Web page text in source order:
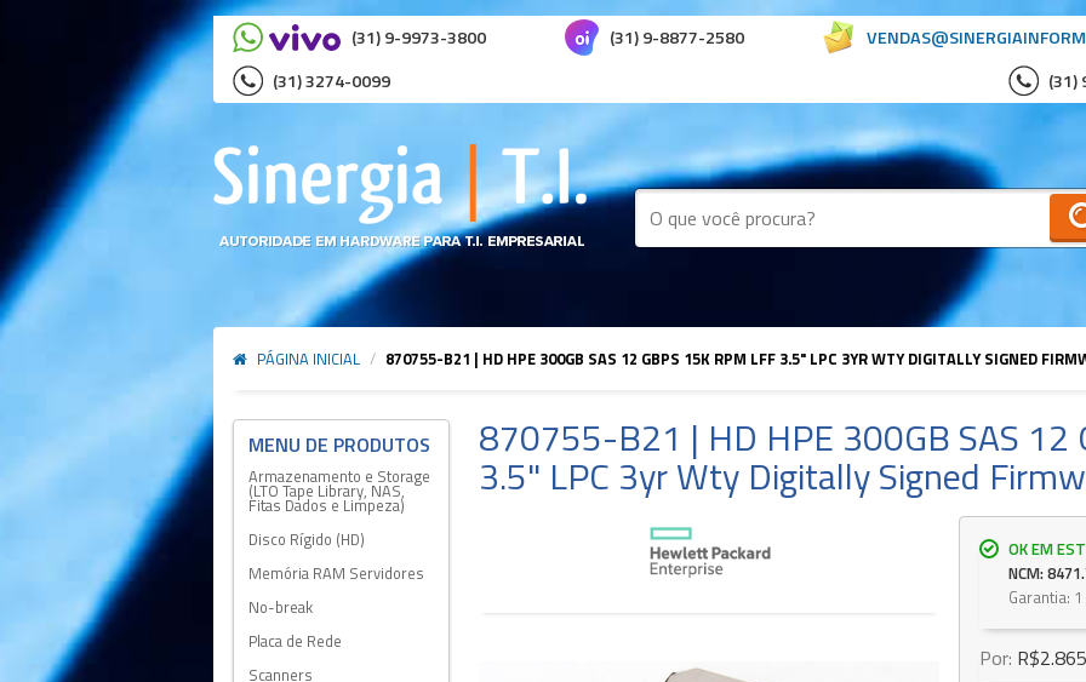
(31) 9-9973-3800
(31) 9-8877-2580
(31) 3274-0099
(31)
PÁGINA INICIAL / 870755-B21 | HD HPE 300GB SAS 12 GBPS 15K RPM LFF 3.5" LPC 3YR WTY DIGITALLY SIGNED
Armazenamento e Storage
(LTO Tape Library, NAS,
Fitas Dados e Limpeza)
Disco Rígido (HD)
Memória RAM Servidores
No-break
Placa de Rede
Scanners
870755-B21 | HD HPE 300GB SAS 12
3.5" LPC 3yr Wty Digitally Signed
OK EM
NCM:
Garantia:
Por: